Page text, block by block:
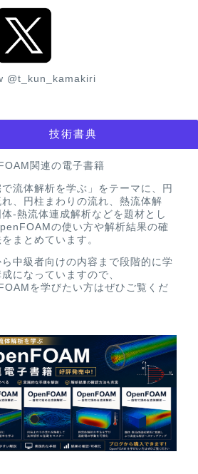
@t_kun_kamakiri
技術書典
関連の電子書籍
で流体解析を学ぶ」をテーマに、円
、円柱まわりの流れ、熱流体解
-熱流体連成解析などを題材とし
の使い方や解析結果の確
まとめています。
ら中級者向けの内容まで段階的に学
になっていますので、
を学びたい方はぜひご覧くだ